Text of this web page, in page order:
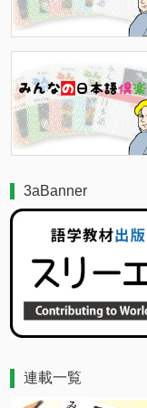
3aBanner
連載一覧